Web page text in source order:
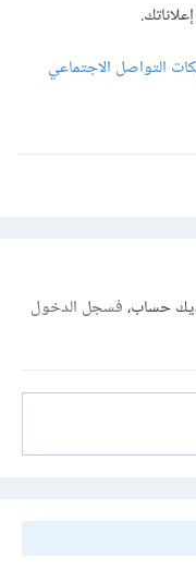
التواصل الاجتماعي
حساب،فسجل الدخول